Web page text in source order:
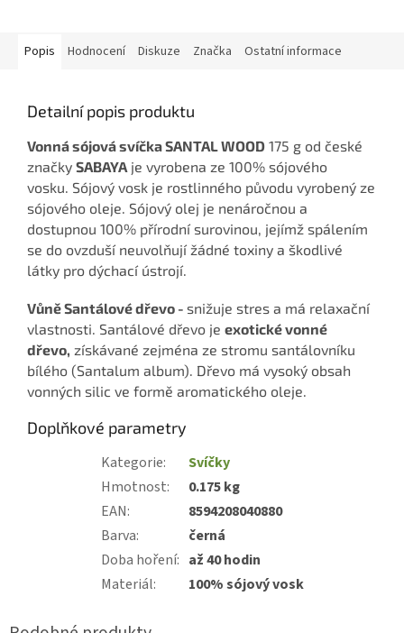
Popis Hodnocení Diskuze Značka Ostatní informace
Detailní popis produktu
Vonná sójová svíčka SANTAL WOOD 175 g od české
značky SABAYA je vyrobena ze 100% sójového
vosku. Sójový vosk je rostlinného původu vyrobený ze
sójového oleje. Sójový olej je nenáročnou a
dostupnou 100% přírodní surovinou, jejímž spálením
se do ovzduší neuvolňují žádné toxiny a škodlivé
látky pro dýchací ústrojí.
Vůně Santálové dřevo - snižuje stres a má relaxační
vlastnosti. Santálové dřevo je exotické vonné
dřevo, získávané zejména ze stromu santálovníku
bílého (Santalum album). Dřevo má vysoký obsah
vonných silic ve formě aromatického oleje.
Doplňkové parametry
Kategorie:
Svíčky
Hmotnost:
0.175 kg
EAN:
8594208040880
Barva:
černá
Doba hoření: až 40 hodin
Materiál: 100% sójový vosk